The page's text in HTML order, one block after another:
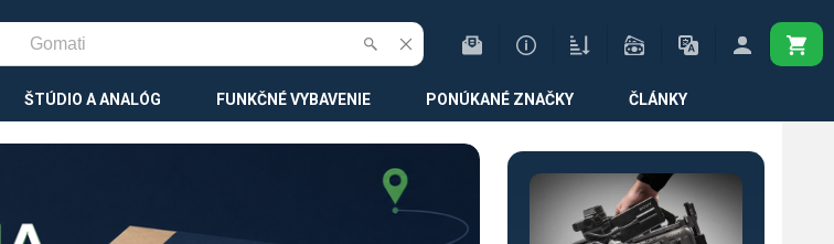
ŠTÚDIO A ANALÓG FUNKČNÉ VYBAVENIE PONÚKANÉ ZNAČKY ČLÁNKY